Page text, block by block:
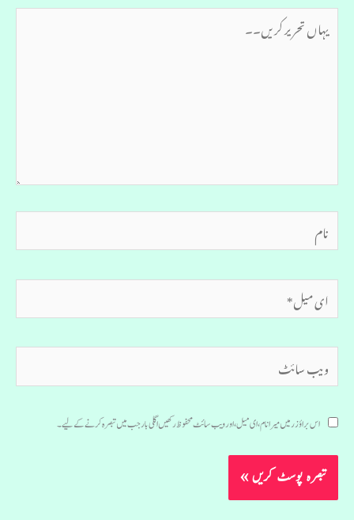
تحریر
میل*
سائٹ
اس براؤزر میں میرا نام، ای میل، اور ویب سائٹ محفوظ رکھیں اگلی بار جب میں تبصرہ کرنے کےلیے۔